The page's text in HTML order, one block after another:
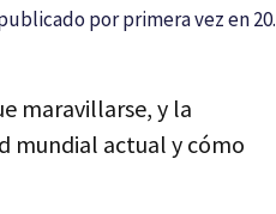
por primera vez en 20.
maravillarse, y la
mundial actual y cómo